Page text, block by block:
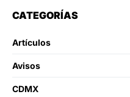
CATEGORÍAS
Artículos
Avisos
CDMX